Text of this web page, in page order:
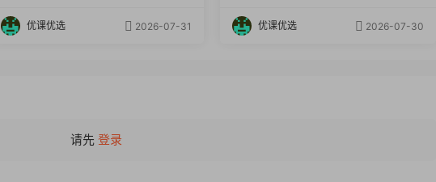
优课优选 2026-07-31 优课优选 2026-07-30
请先 登录